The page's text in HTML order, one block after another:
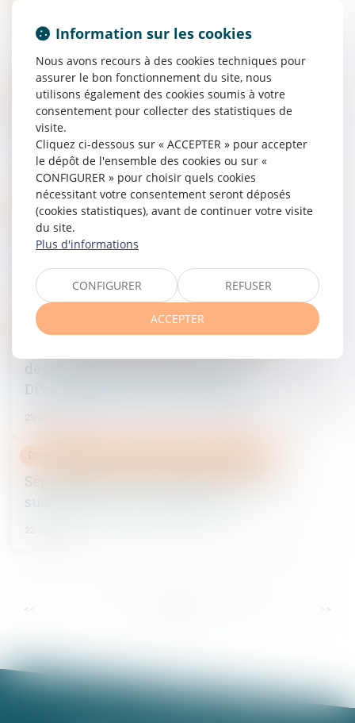
mineur en Belgique - Le Figaro
21/09/2016
Prêt sans écrit par la mère à son fils -
Personnes physiques, capacité
13/09/2016
Droit de la famille, des personnes et de leur patrimoine
Justice : En prison pour ne pas avoir
payé la pension
Droit de la famille, des personnes et de leur patrimoine
de la prestation compensatoire -
Divorce, séparation et liquidation
25/08/2016
Droit de la famille, des personnes et de leur patrimoine
Séparation de corps : quelle incidence
sur le patrimoine immobilier ?
22/08/2016
Droit de la famille, des personnes et de leur patrimoine
<< >>
Information sur les cookies
Nous avons recours à des cookies techniques pour
assurer le bon fonctionnement du site, nous
utilisons également des cookies soumis à votre
consentement pour collecter des statistiques de
visite.
Cliquez ci-dessous sur « ACCEPTER » pour accepter
le dépôt de l'ensemble des cookies ou sur «
CONFIGURER » pour choisir quels cookies
nécessitant votre consentement seront déposés
(cookies statistiques), avant de continuer votre visite
du site.
Plus d'informations
CONFIGURER REFUSER
ACCEPTER